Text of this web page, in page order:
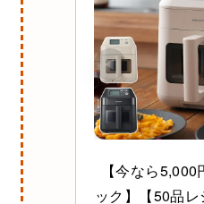
【今なら
ック】【50品